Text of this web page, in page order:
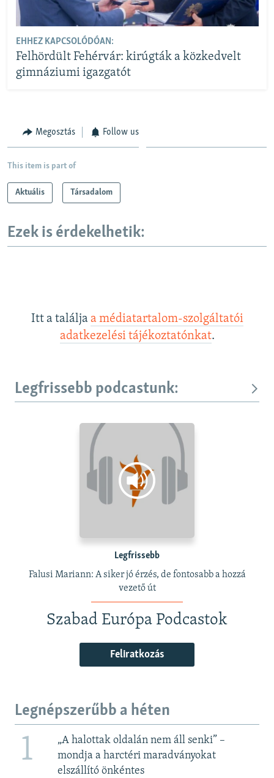
EHHEZ KAPCSOLÓDÓAN:
Felhördült Fehérvár: kirúgták a közkedvelt
gimnáziumi igazgatót
Megosztás Follow us
This item is part of
Aktuális Társadalom
Ezek is érdekelhetik:
Itt a találja a médiatartalom-szolgáltatói
adatkezelési tájékoztatónkat.
Legfrissebb podcastunk:
Legfrissebb
Falusi Mariann: A siker jó érzés, de fontosabb a hozzá
vezető út
Szabad Európa Podcastok
Feliratkozás
Legnépszerűbb a héten
1
„A halottak oldalán nem áll senki” –
mondja a harctéri maradványokat
elszállító önkéntes